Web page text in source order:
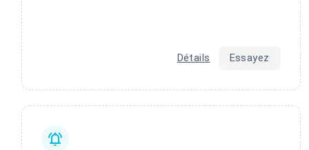
Détails Essayez